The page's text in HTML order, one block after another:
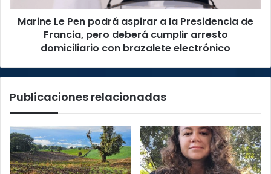
de
Francia,
arresto
con
Marine Le Pen podrá aspirar a la Presidencia de
Francia, pero deberá cumplir arresto
domiciliario con brazalete electrónico
Publicaciones relacionadas